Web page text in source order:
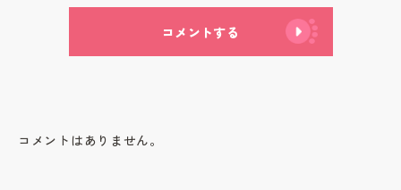
コメントする
コメントはありません。